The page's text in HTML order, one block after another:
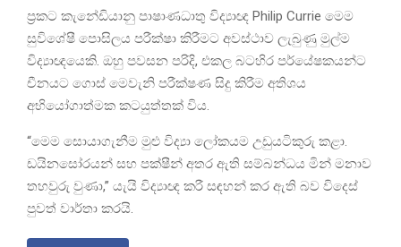
ප්‍රකට කැනේඩියානු පාෂාණධාතු විද්‍යාඥ Philip Currie මෙම
සුවිශේෂී පොසිලය පරීක්ෂා කිරීමට අවස්ථාව ලැබුණු මුල්ම
විද්‍යාඥයෙකි. ඔහු පවසන පරිදි, එකල බටහිර පර්යේෂකයන්ට
චීනයට ගොස් මෙවැනි පරීක්ෂණ සිදු කිරීම අතිශය
අභියෝගාත්මක කටයුත්තක් විය.
“මෙම සොයාගැනීම මුළු විද්‍යා ලෝකයම උඩුයටිකුරු කළා.
ඩයිනසෝරයන් සහ පක්ෂීන් අතර ඇති සම්බන්ධය මින් මනාව
තහවුරු වුණා,” යැයි විද්‍යාඥ කරී සඳහන් කර ඇති බව විදෙස්
පුවත් වාර්තා කරයි.